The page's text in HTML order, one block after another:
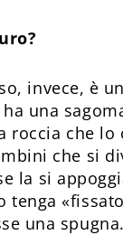
invece, è
una
roccia che lo
che si
la si
tenga
una spugna.